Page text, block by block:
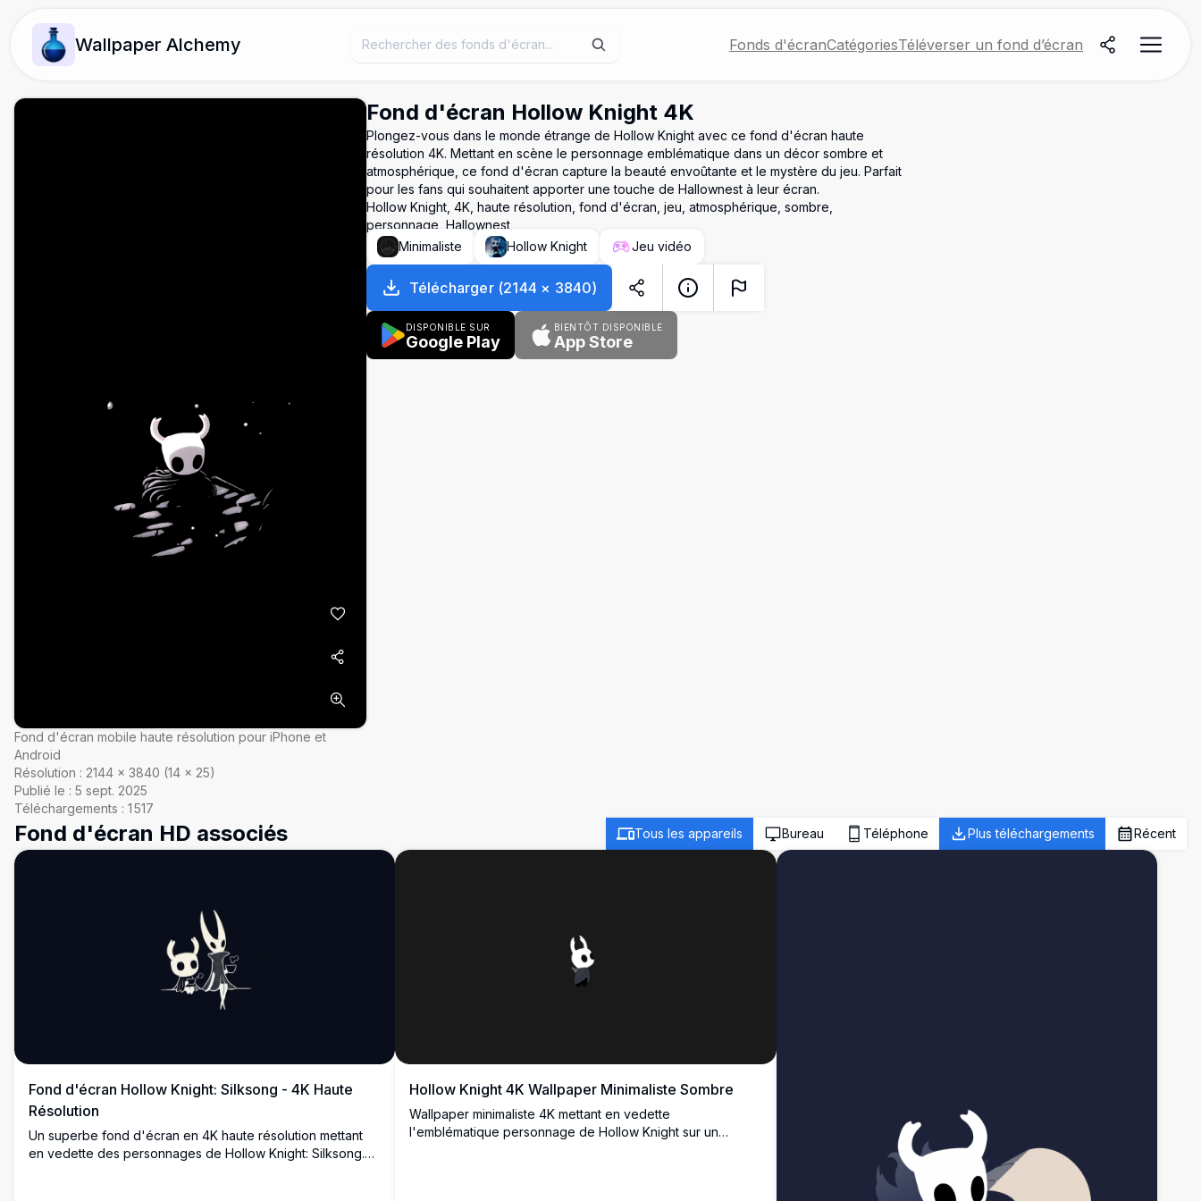
Wallpaper Alchemy Fonds d'écranCatégoriesTéléverser un fond d’écran
Fond d'écran mobile haute résolution pour iPhone et
Android
Résolution : 2144 × 3840 (14 × 25)
Publié le : 5 sept. 2025
Téléchargements : 1 517
Fond d'écran Hollow Knight 4K
Plongez-vous dans le monde étrange de Hollow Knight avec ce fond d'écran haute
résolution 4K. Mettant en scène le personnage emblématique dans un décor sombre et
atmosphérique, ce fond d'écran capture la beauté envoûtante et le mystère du jeu. Parfait
pour les fans qui souhaitent apporter une touche de Hallownest à leur écran.
Hollow Knight, 4K, haute résolution, fond d'écran, jeu, atmosphérique, sombre,
personnage, Hallownest
Minimaliste
Hollow Knight Jeu vidéo
Télécharger(2144 × 3840)
DISPONIBLE SUR
Google Play
BIENTÔT DISPONIBLE
App Store
Fond d'écran HD associés Tous les appareils Bureau Téléphone Plus téléchargements Récent
Fond d'écran Hollow Knight: Silksong - 4K Haute
Résolution
Un superbe fond d'écran en 4K haute résolution mettant
en vedette des personnages de Hollow Knight: Silksong.
Hollow Knight 4K Wallpaper Minimaliste Sombre
Wallpaper minimaliste 4K mettant en vedette
l'emblématique personnage de Hollow Knight sur un